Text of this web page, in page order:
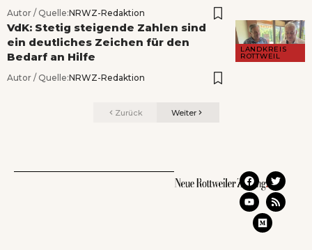
Autor / Quelle:NRWZ-Redaktion
LANDKREIS
ROTTWEIL
VdK: Stetig steigende Zahlen sind
ein deutliches Zeichen für den
Bedarf an Hilfe
Autor / Quelle:NRWZ-Redaktion
Zurück Weiter